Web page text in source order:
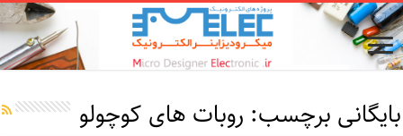
بایگانی برچسب: روبات های کوچولو